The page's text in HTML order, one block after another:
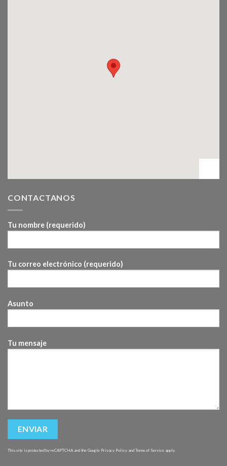
CONTACTANOS
Tu nombre (requerido)
Tu correo electrónico (requerido)
Asunto
Tu mensaje
This site is protected by reCAPTCHA and the Google Privacy Policy and Terms of Service apply.